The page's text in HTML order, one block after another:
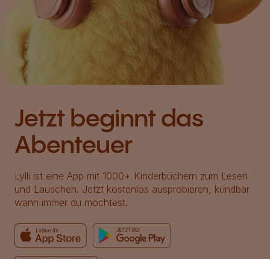
Jetzt beginnt das
Abenteuer
Lylli ist eine App mit 1000+ Kinderbüchern zum Lesen
und Lauschen. Jetzt kostenlos ausprobieren, kündbar
wann immer du möchtest.